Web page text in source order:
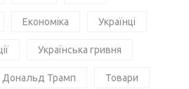
Економіка Українці
Українська гривня
Дональд Трамп Товари